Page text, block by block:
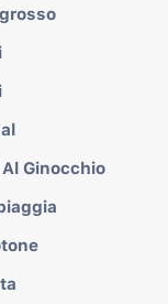
Ginocchio